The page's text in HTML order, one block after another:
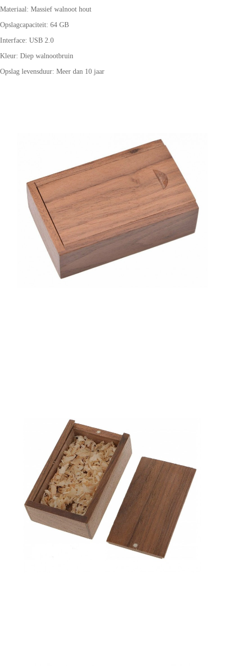
Materiaal: Massief walnoot hout
Opslagcapaciteit: 64 GB
Interface: USB 2.0
Kleur: Diep walnootbruin
Opslag levensduur: Meer dan 10 jaar